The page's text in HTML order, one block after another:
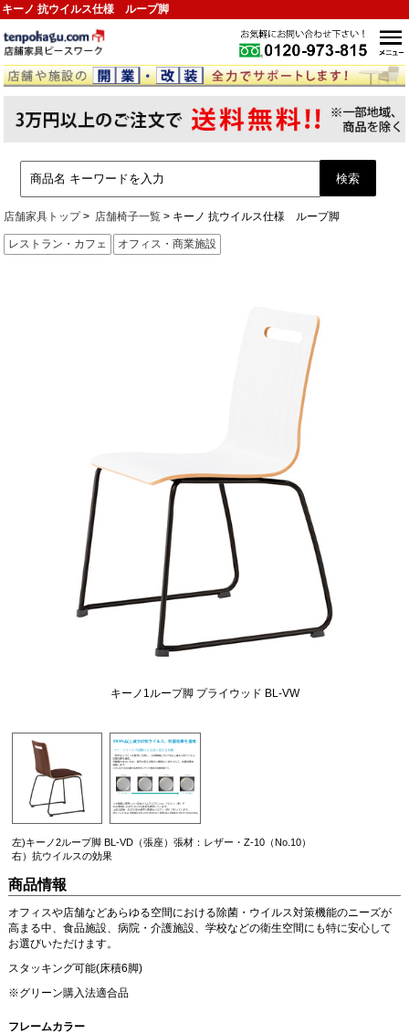
キーノ 抗ウイルス仕様 ループ脚
店舗家具トップ 店舗椅子一覧 キーノ 抗ウイルス仕様 ループ脚
レストラン・カフェ オフィス・商業施設
キーノ1ループ脚 プライウッド BL-VW
左)キーノ2ループ脚 BL-VD（張座）張材：レザー・Z-10（No.10）
右）抗ウイルスの効果
商品情報
オフィスや店舗などあらゆる空間における除菌・ウイルス対策機能のニーズが
高まる中、食品施設、病院・介護施設、学校などの衛生空間にも特に安心して
お選びいただけます。
スタッキング可能(床積6脚)
※グリーン購入法適合品
フレームカラー